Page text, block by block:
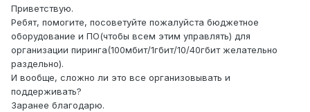
Приветствую.
Ребят, помогите, посоветуйте пожалуйста бюджетное
оборудование и ПО(чтобы всем этим управлять) для
организации пиринга(100мбит/1гбит/10/40гбит желательно
раздельно).
И вообще, сложно ли это все организовывать и
поддерживать?
Заранее благодарю.